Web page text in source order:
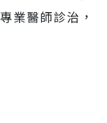
業醫師診治，